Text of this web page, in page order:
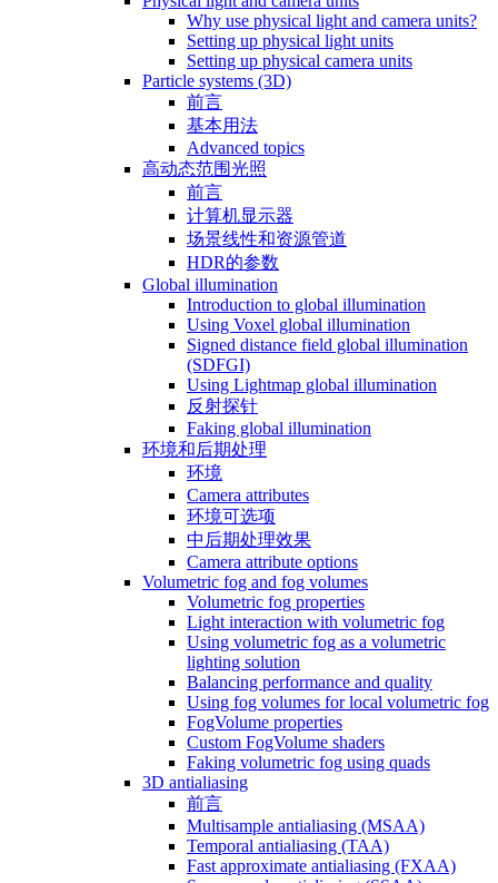
Why use physical light and camera units?
Setting up physical light units
Setting up physical camera units
Particle systems (3D)
前言
基本用法
Advanced topics
高动态范围光照
前言
计算机显示器
场景线性和资源管道
HDR的参数
Global illumination
Introduction to global illumination
Using Voxel global illumination
Signed distance field global illumination
(SDFGI)
Using Lightmap global illumination
反射探针
Faking global illumination
环境和后期处理
环境
Camera attributes
环境可选项
中后期处理效果
Camera attribute options
Volumetric fog and fog volumes
Volumetric fog properties
Light interaction with volumetric fog
Using volumetric fog as a volumetric
lighting solution
Balancing performance and quality
Using fog volumes for local volumetric fog
FogVolume properties
Custom FogVolume shaders
Faking volumetric fog using quads
3D antialiasing
前言
Multisample antialiasing (MSAA)
Temporal antialiasing (TAA)
Fast approximate antialiasing (FXAA)